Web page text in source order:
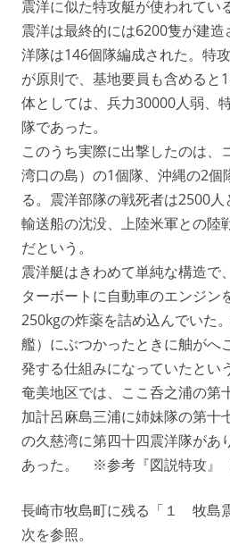
震洋に似た特攻艇が使われている
震洋は最終的には6200隻が建
洋隊は146個隊編成された。特
が原則で、基地要員も含めると
体としては、兵力30000人弱、
隊であった。
このうち実際に出撃したのは、
湾口の島）の1個隊、沖縄の2個
る。震洋部隊の戦死者は2500
輸送船の沈没、上陸米軍との陸
だという。
震洋艇はきわめて単純な構造で
ターボートに自動車のエンジン
250kgの炸薬を詰め込んでいた
艦）にぶつかったときに舳がへ
発する仕組みになっていたという
奄美地区では、ここ呑之浦の第
加計呂麻島三浦に姉妹隊の第十
の久慈湾に第四十四震洋隊があ
あった。 ※参考『図説特攻』
長崎市牧島町に残る「１ 牧島
次を参照。